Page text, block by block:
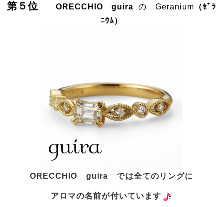
第５位 ORECCHIO guira の Geranium （ｾﾞﾗ
ﾆｳﾑ）
ORECCHIO guira では全てのリングに
アロマの名前が付いています